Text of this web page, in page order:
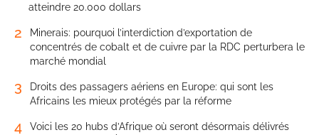
atteindre 20.000 dollars
2
Minerais: pourquoi l’interdiction d’exportation de
concentrés de cobalt et de cuivre par la RDC perturbera le
marché mondial
3
Droits des passagers aériens en Europe: qui sont les
Africains les mieux protégés par la réforme
4
Voici les 20 hubs d’Afrique où seront désormais délivrés